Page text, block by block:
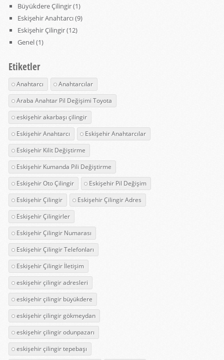
Büyükdere Çilingir(1)
Eskişehir Anahtarcı(9)
Eskişehir Çilingir(12)
Genel(1)
Etiketler
Anahtarcı
Anahtarcılar
Araba Anahtar Pil Değişimi Toyota
eskişehir akarbaşı çilingir
Eskişehir Anahtarcı
Eskişehir Anahtarcılar
Eskişehir Kilit Değiştirme
Eskişehir Kumanda Pili Değiştirme
Eskişehir Oto Çilingir
Eskişehir Pil Değişim
Eskişehir Çilingir
Eskişehir Çilingir Adres
Eskişehir Çilingirler
Eskişehir Çilingir Numarası
Eskişehir Çilingir Telefonları
Eskişehir Çilingir İletişim
eskişehir çilingir adresleri
eskişehir çilingir büyükdere
eskişehir çilingir gökmeydan
eskişehir çilingir odunpazarı
eskişehir çilingir tepebaşı